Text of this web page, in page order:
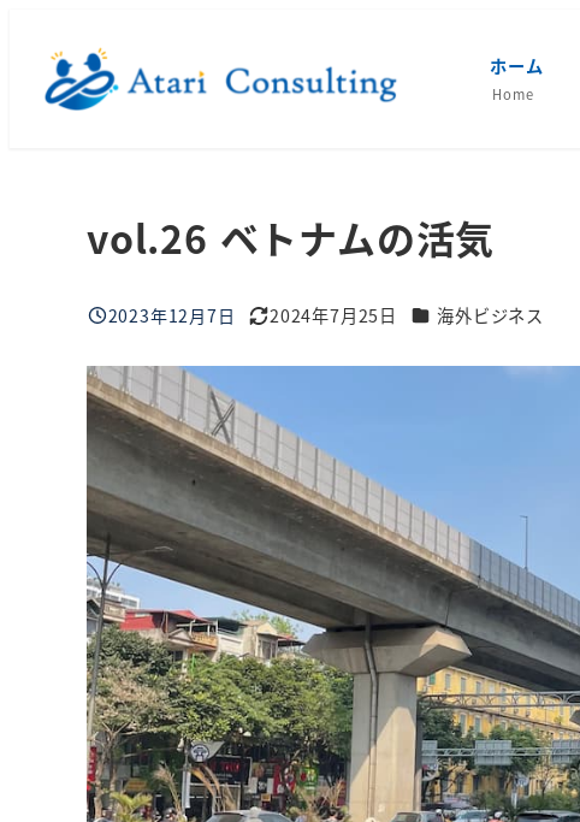
ホーム
Home
vol.26 ベトナムの活気
投稿日
2023年12月7日
更新日
2024年7月25日 ブログカテゴリー
海外ビジネス